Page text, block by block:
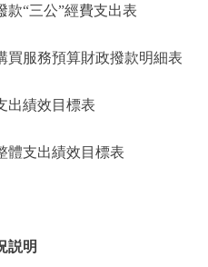
“三公”經費支出表
服務預算財政撥款明細表
績效目標表
支出績效目標表
説明